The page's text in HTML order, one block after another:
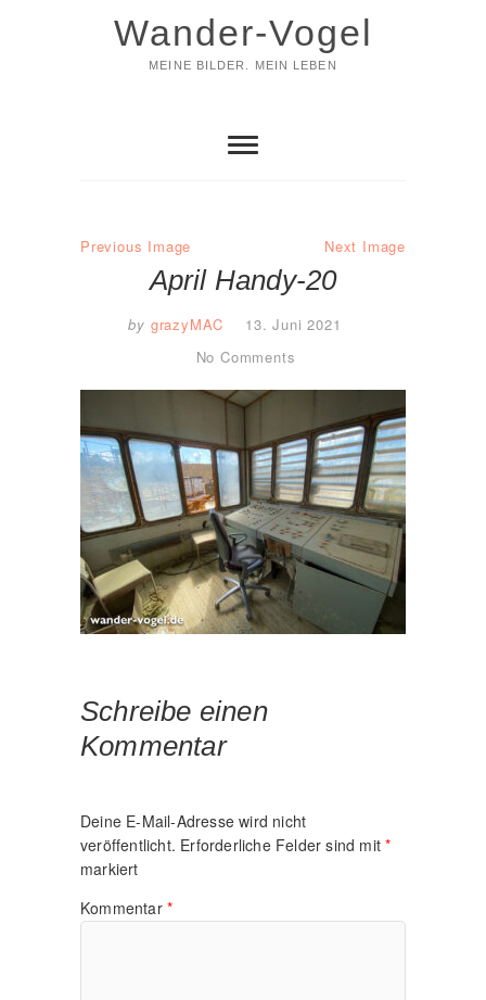
Wander-Vogel
MEINE BILDER. MEIN LEBEN
Previous Image Next Image
April Handy-20
by grazyMAC
13. Juni 2021
No Comments
Schreibe einen
Kommentar
Deine E-Mail-Adresse wird nicht
veröffentlicht. Erforderliche Felder sind mit*
markiert
Kommentar *